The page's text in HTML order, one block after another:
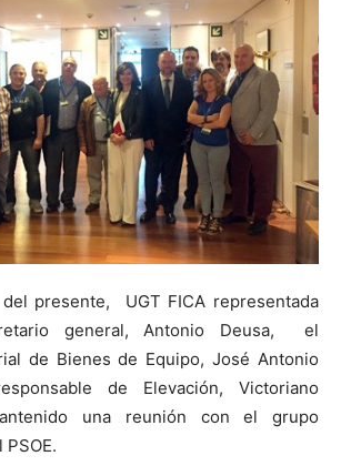
presente, UGT FICA representada
general, Antonio Deusa, el
de Bienes de Equipo, José Antonio
de Elevación, Victoriano
una reunión con el grupo